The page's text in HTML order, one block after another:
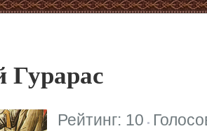
Рейтинг: 10